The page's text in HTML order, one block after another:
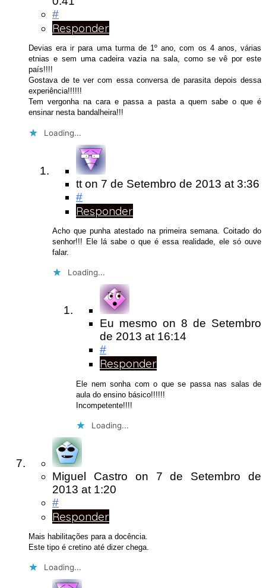
#
Responder
Devias era ir para uma turma de 1º ano, com os 4 anos, várias
etnias e sem uma cadeira vazia na sala, como se vê por este
país!!!!
Gostava de te ver com essa conversa de parasita depois dessa
experiência!!!!!!
Tem vergonha na cara e passa a pasta a quem sabe o que é
ensinar nesta bandalheira!!!
Loading...
tt on 7 de Setembro de 2013 at 3:36
#
Responder
Acho que punha atestado na primeira semana. Coitado do
senhor!!! Ele lá sabe o que é essa realidade, ele só ouve
falar.
Loading...
Eu mesmo on 8 de Setembro
de 2013 at 16:14
#
Responder
Ele nem sonha com o que se passa nas salas de
aula do ensino básico!!!!!!
Incompetente!!!!
Loading...
Miguel Castro on 7 de Setembro de
2013 at 1:20
#
Responder
Mais habilitações para a docência.
Este tipo é cretino até dizer chega.
Loading...